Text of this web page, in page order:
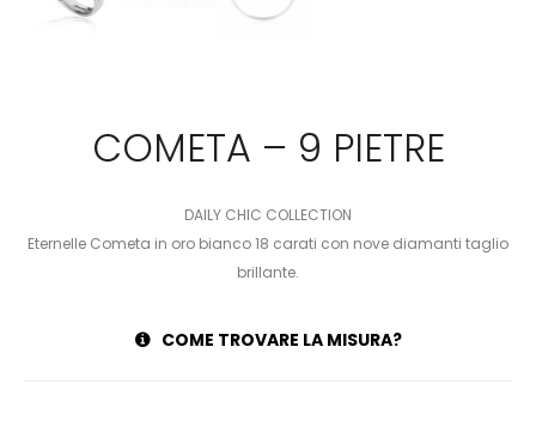
COMETA – 9 PIETRE
DAILY CHIC COLLECTION
Eternelle Cometa in oro bianco 18 carati con nove diamanti taglio
brillante.
COME TROVARE LA MISURA?